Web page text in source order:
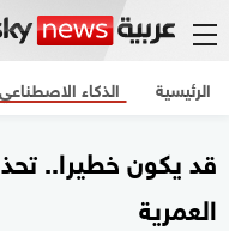
الرئيسية الذكاء الاصطناعي
قد يكون خطيرا..
العمرية